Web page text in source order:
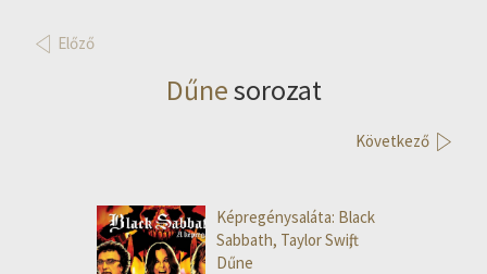
Előző
Dűnesorozat
Következő
Képregénysaláta: Black
Sabbath, Taylor Swift,
Dűne